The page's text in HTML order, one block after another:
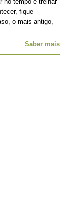
fique
o mais antigo,
Saber mais